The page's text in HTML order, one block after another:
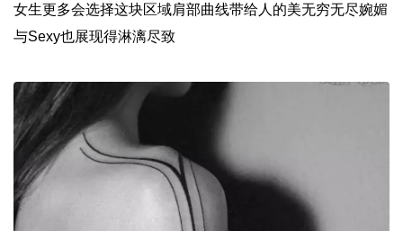
女生更多会选择这块区域肩部曲线带给人的美无穷无尽婉媚
与Sexy也展现得淋漓尽致